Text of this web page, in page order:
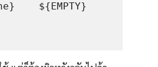
${EMPTY}